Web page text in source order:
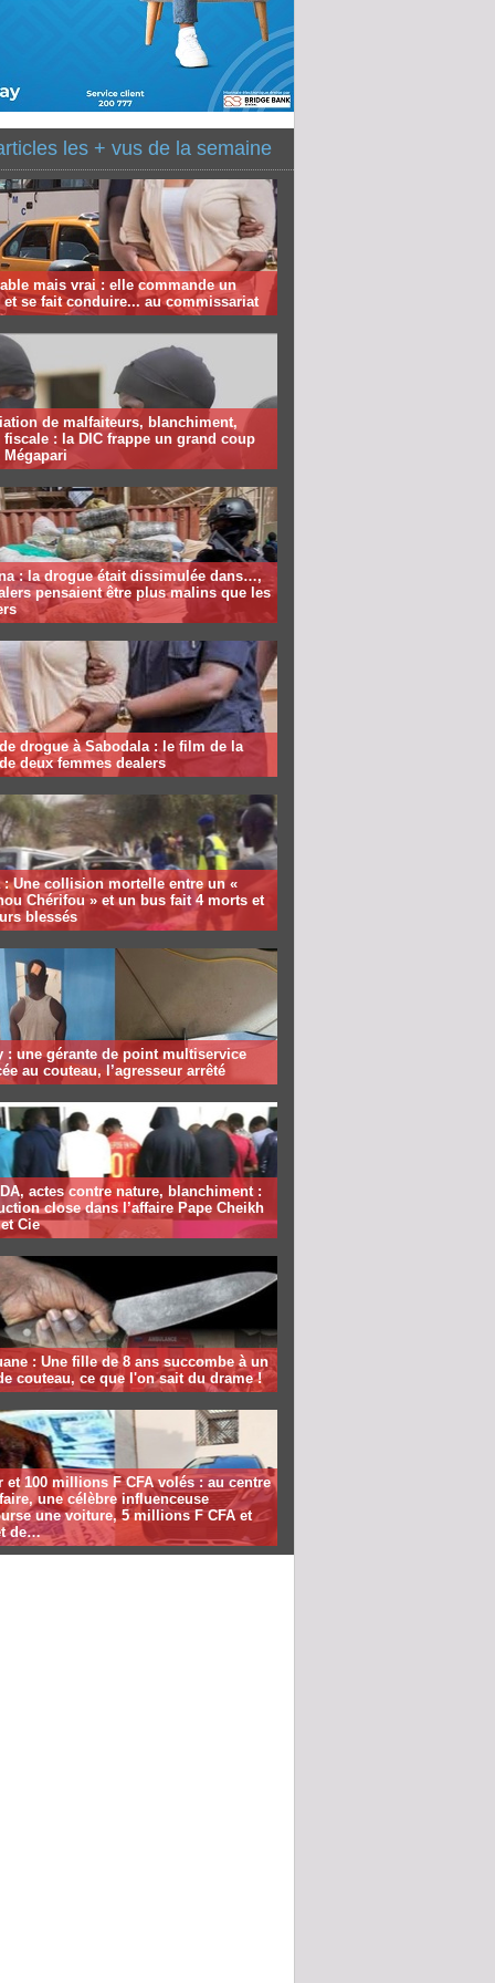
les + vus de la semaine
mais vrai : elle commande un
et se fait conduire... au commissariat
de malfaiteurs, blanchiment,
fiscale : la DIC frappe un grand coup
: la drogue était dissimulée dans…,
pensaient être plus malins que les
drogue à Sabodala : le film de la
deux femmes dealers
: Une collision mortelle entre un «
Chérifou » et un bus fait 4 morts et
blessés
: une gérante de point multiservice
au couteau, l’agresseur arrêté
actes contre nature, blanchiment :
close dans l’affaire Pape Cheikh
Cie
: Une fille de 8 ans succombe à un
couteau, ce que l'on sait du drame !
et 100 millions F CFA volés : au centre
une célèbre influenceuse
une voiture, 5 millions F CFA et
de…